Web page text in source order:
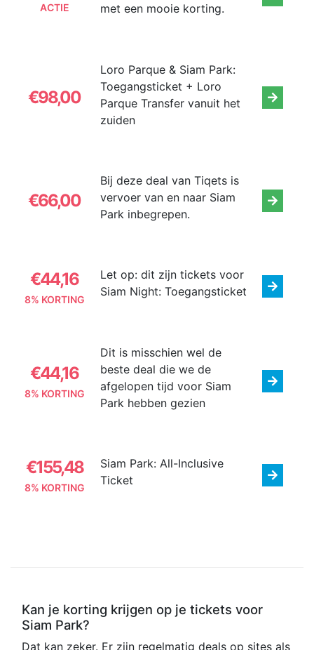
ACTIE
met een mooie korting.
€98,00
Loro Parque & Siam Park:
Toegangsticket + Loro
Parque Transfer vanuit het
zuiden
€66,00
Bij deze deal van Tiqets is
vervoer van en naar Siam
Park inbegrepen.
€44,16
8% KORTING
Let op: dit zijn tickets voor
Siam Night: Toegangsticket
€44,16
8% KORTING
Dit is misschien wel de
beste deal die we de
afgelopen tijd voor Siam
Park hebben gezien
€155,48
8% KORTING
Siam Park: All-Inclusive
Ticket
Kan je korting krijgen op je tickets voor
Siam Park?
Dat kan zeker. Er zijn regelmatig deals op sites als